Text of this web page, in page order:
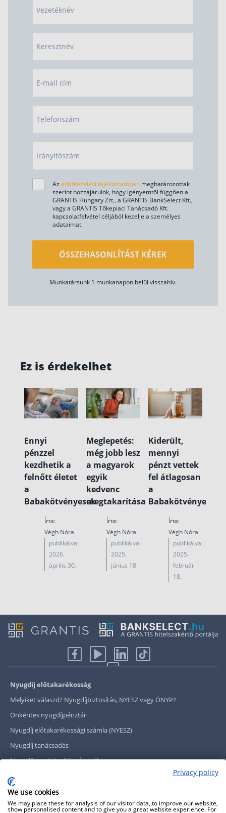
Vezetéknév
Keresztnév
E-mail cím
Telefonszám
Irányítószám
Az adatkezelési tájékoztatóban meghatározottak
szerint hozzájárulok, hogy igényemtől függően a
GRANTIS Hungary Zrt., a GRANTIS BankSelect Kft.,
vagy a GRANTIS Tőkepiaci Tanácsadó Kft.
kapcsolatfelvétel céljából kezelje a személyes
adataimat.
ÖSSZEHASONLÍTÁST KÉREK
Munkatársunk 1 munkanapon belül visszahív.
Ez is érdekelhet
Ennyi
pénzzel
kezdhetik a
felnőtt életet
a
Babakötvényesek
Írta:
Végh Nóra
publikálva:
2026.
április 30.
Meglepetés:
még jobb lesz
a magyarok
egyik
kedvenc
megtakarítása
Írta:
Végh Nóra
publikálva:
2025.
június 18.
Kiderült,
mennyi
pénzt vettek
fel átlagosan
a
Babakötvényesek
Írta:
Végh Nóra
publikálva:
2025.
február
18.
Nyugdíj előtakarékosság
Melyiket válaszd? Nyugdíjbiztosítás, NYESZ vagy ÖNYP?
Önkéntes nyugdíjpénztár
Nyugdíj előtakarékossági számla (NYESZ)
Nyugdíj tanácsadás
Nyugdíj megtakarítás - Így válassz
Magánnyugdíjpénztár összefoglaló
Nyugdíjkorhatár táblázat
Nyugdíj kisokos
Privacy policy
We use cookies
We may place these for analysis of our visitor data, to improve our website,
show personalised content and to give you a great website experience. For